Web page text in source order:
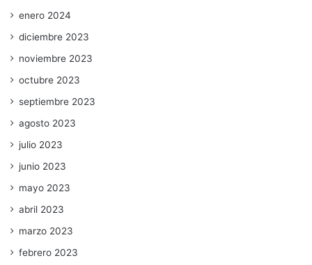
enero 2024
diciembre 2023
noviembre 2023
octubre 2023
septiembre 2023
agosto 2023
julio 2023
junio 2023
mayo 2023
abril 2023
marzo 2023
febrero 2023